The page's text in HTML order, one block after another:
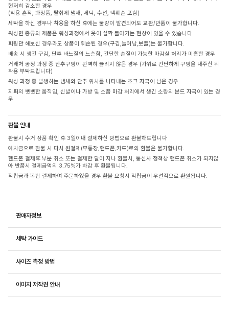
현저히 감소한 경우
(착용 흔적, 화장품, 탈취제 냄새, 세탁, 수선, 택훼손 포함)
세탁을 하신 경우나 착용을 하신 후에는 불량이 발견되어도 교환/반품이 불가합니다.
워싱면 종류의 제품은 워싱과정에서 옷이 살짝 돌아가는 현상이 있을 수 있습니다.
피팅만 해보신 경우라도 상품이 훼손된 경우(구김,늘어남,보풀)는 불가합니다.
배송 시 생긴 구김, 단추 바느질의 느슨함, 간단한 손질이 가능한 마감실 처리가 미흡한 경우
거래처 공정 과정 중 단추구멍이 완벽히 뚫리지 않은 경우 (가위로 간단하게 구멍을 내주신 뒤
착용 부탁드립니다)
워싱 과정 중 발생하는 냄새와 단추 위치를 나타내는 초크 자국이 남은 경우
지퍼의 뻣뻣한 움직임, 신발이나 가방 및 소품 마감 처리에서 생긴 소량의 본드 자국이 있는 경
우
환불 안내
환불시 수거 상품 확인 후 3일이내 결제하신 방법으로 환불해드립니다
예치금으로 환불 시 다시 원결제(무통장,핸드폰,카드)로의 환불은 불가합니다.
핸드폰 결제후 부분 취소 또는 결제한 달이 지나 환불시, 통신사 정책상 핸드폰 취소가 되지않
아 반품시 결제금액의 3.75%가 차감 후 환불됩니다.
적립금과 복합 결제하여 주문하였을 경우 환불 요청시 적립금이 우선적으로 환원됩니다.
판매자정보
세탁 가이드
사이즈 측정 방법
이미지 저작권 안내